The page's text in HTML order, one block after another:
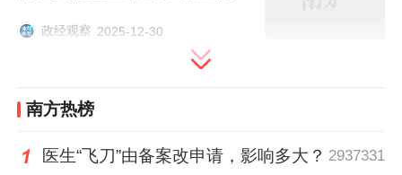
安全稳定，充满机遇，这正
是外资谋求的理想“避风港”。
政经观察 2025-12-30
南方热榜
医生“飞刀”由备案改申请，影响多大？ 2937331